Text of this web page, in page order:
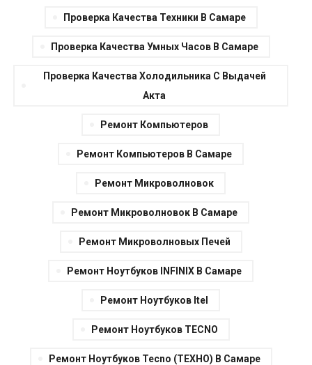
Проверка Качества Техники В Самаре
Проверка Качества Умных Часов В Самаре
Проверка Качества Холодильника С Выдачей
Акта
Ремонт Компьютеров
Ремонт Компьютеров В Самаре
Ремонт Микроволновок
Ремонт Микроволновок В Самаре
Ремонт Микроволновых Печей
Ремонт Ноутбуков INFINIX В Самаре
Ремонт Ноутбуков Itel
Ремонт Ноутбуков TECNO
Ремонт Ноутбуков Tecno (ТЕХНО) В Самаре